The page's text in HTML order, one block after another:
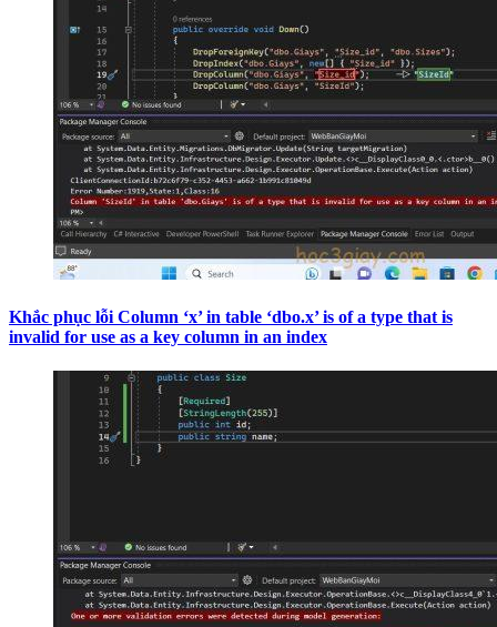
Khắc phục lỗi Column ‘x’ in table ‘dbo.x’ is of a type that is
invalid for use as a key column in an index